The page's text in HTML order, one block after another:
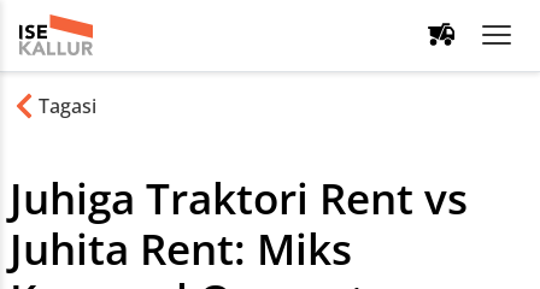
Tagasi
Juhiga Traktori Rent vs
Juhita Rent: Miks